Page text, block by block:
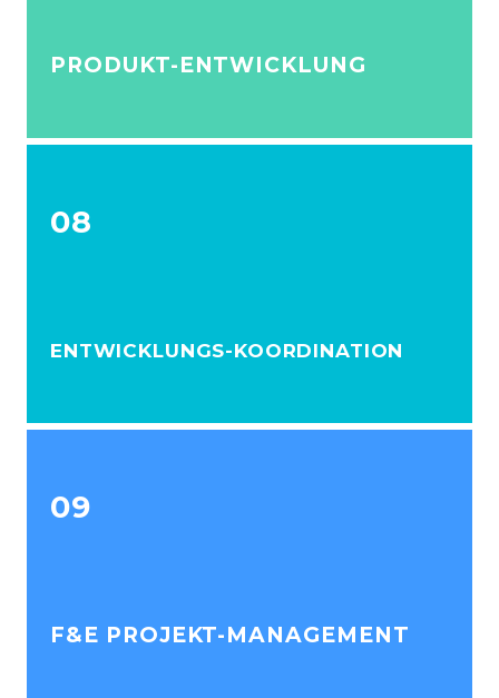
PRODUKT-ENTWICKLUNG
08
ENTWICKLUNGS-KOORDINATION
09
F&E PROJEKT-MANAGEMENT